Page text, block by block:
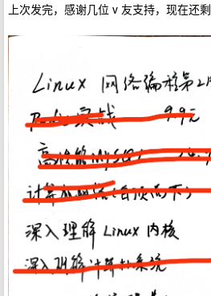
上次发完，感谢几位 v 友支持，现在还